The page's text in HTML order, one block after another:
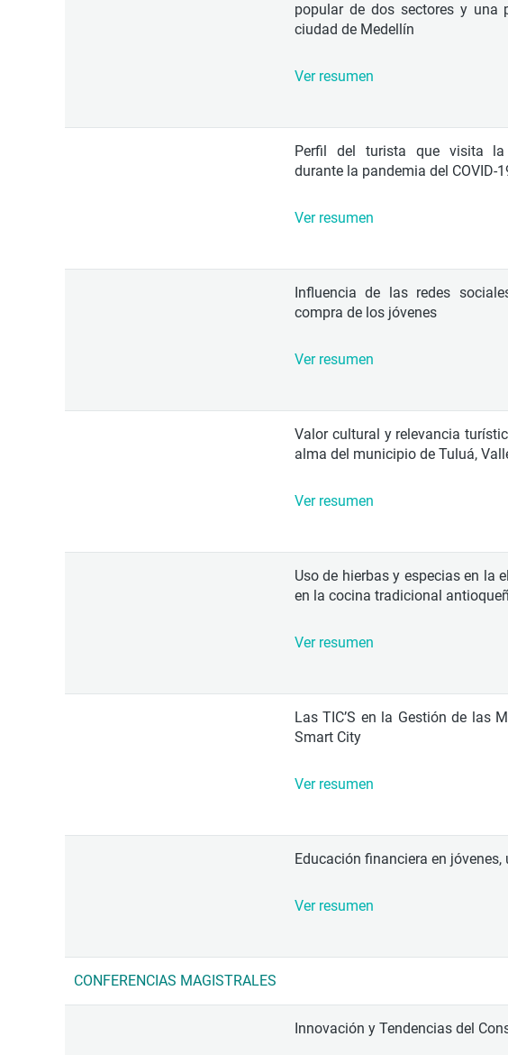
popular de dos sectores y una
ciudad de Medellín
Ver resumen
Perfil del turista que visita la
durante la pandemia del COVID-
Ver resumen
Influencia de las redes
compra de los jóvenes
Ver resumen
Valor cultural y relevancia
alma del municipio de Tuluá,
Ver resumen
Uso de hierbas y especias en la
en la cocina tradicional
Ver resumen
Las TIC’S en la Gestión de las
Smart City
Ver resumen
Educación financiera en
Ver resumen
CONFERENCIAS MAGISTRALES
Innovación y Tendencias del